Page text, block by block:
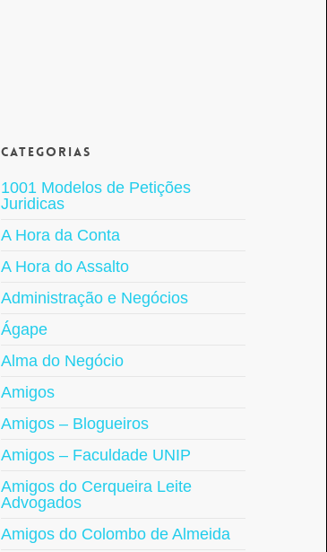
Categorias
1001 Modelos de Petições
Juridicas
A Hora da Conta
A Hora do Assalto
Administração e Negócios
Ágape
Alma do Negócio
Amigos
Amigos – Blogueiros
Amigos – Faculdade UNIP
Amigos do Cerqueira Leite
Advogados
Amigos do Colombo de Almeida